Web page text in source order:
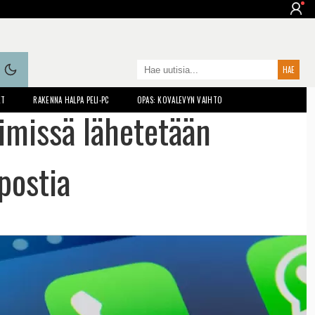
RAKENNA HALPA PELI-PC OPAS: KOVALEVYN VAIHTO
lähetetään